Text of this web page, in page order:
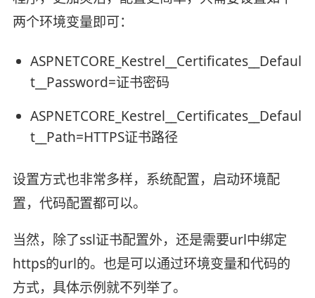
两个环境变量即可：
ASPNETCORE_Kestrel__Certificates__Defaul
t__Password=证书密码
ASPNETCORE_Kestrel__Certificates__Defaul
t__Path=HTTPS证书路径
设置方式也非常多样，系统配置，启动环境配
置，代码配置都可以。
当然，除了ssl证书配置外，还是需要url中绑定
https的url的。也是可以通过环境变量和代码的
方式，具体示例就不列举了。